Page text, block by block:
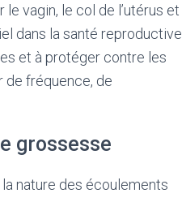
vagin, le col de l’utérus et
dans la santé reproductive
et à protéger contre les
de fréquence, de
grossesse
nature des écoulements